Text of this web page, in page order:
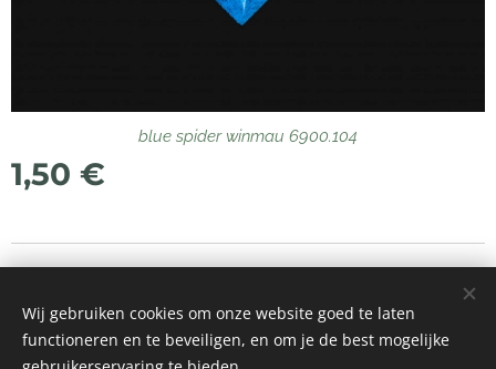
blue spider winmau 6900.104
1,50 €
Webnode
Wij gebruiken cookies om onze website goed te laten
functioneren en te beveiligen, en om je de best mogelijke